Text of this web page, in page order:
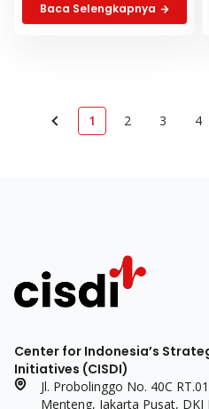
Baca Selengkapnya
1 2 3 4
Center for Indonesia’s
Initiatives (CISDI)
Jl. Probolinggo No. 40C
Menteng, Jakarta Pusat, DKI